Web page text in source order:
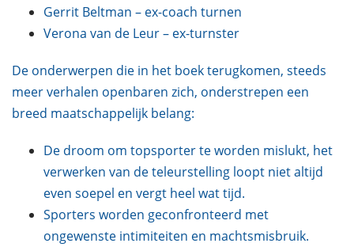
Gerrit Beltman – ex-coach turnen
Verona van de Leur – ex-turnster
De onderwerpen die in het boek terugkomen, steeds
meer verhalen openbaren zich, onderstrepen een
breed maatschappelijk belang:
De droom om topsporter te worden mislukt, het
verwerken van de teleurstelling loopt niet altijd
even soepel en vergt heel wat tijd.
Sporters worden geconfronteerd met
ongewenste intimiteiten en machtsmisbruik.